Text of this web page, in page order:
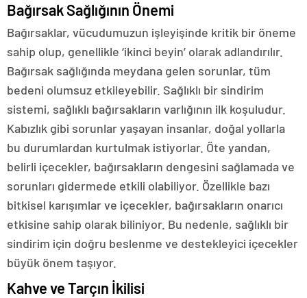
Bağırsak Sağlığının Önemi
Bağırsaklar, vücudumuzun işleyişinde kritik bir öneme
sahip olup, genellikle ‘ikinci beyin’ olarak adlandırılır.
Bağırsak sağlığında meydana gelen sorunlar, tüm
bedeni olumsuz etkileyebilir. Sağlıklı bir sindirim
sistemi, sağlıklı bağırsakların varlığının ilk koşuludur.
Kabızlık gibi sorunlar yaşayan insanlar, doğal yollarla
bu durumlardan kurtulmak istiyorlar. Öte yandan,
belirli içecekler, bağırsakların dengesini sağlamada ve
sorunları gidermede etkili olabiliyor. Özellikle bazı
bitkisel karışımlar ve içecekler, bağırsakların onarıcı
etkisine sahip olarak biliniyor. Bu nedenle, sağlıklı bir
sindirim için doğru beslenme ve destekleyici içecekler
büyük önem taşıyor.
Kahve ve Tarçın İkilisi